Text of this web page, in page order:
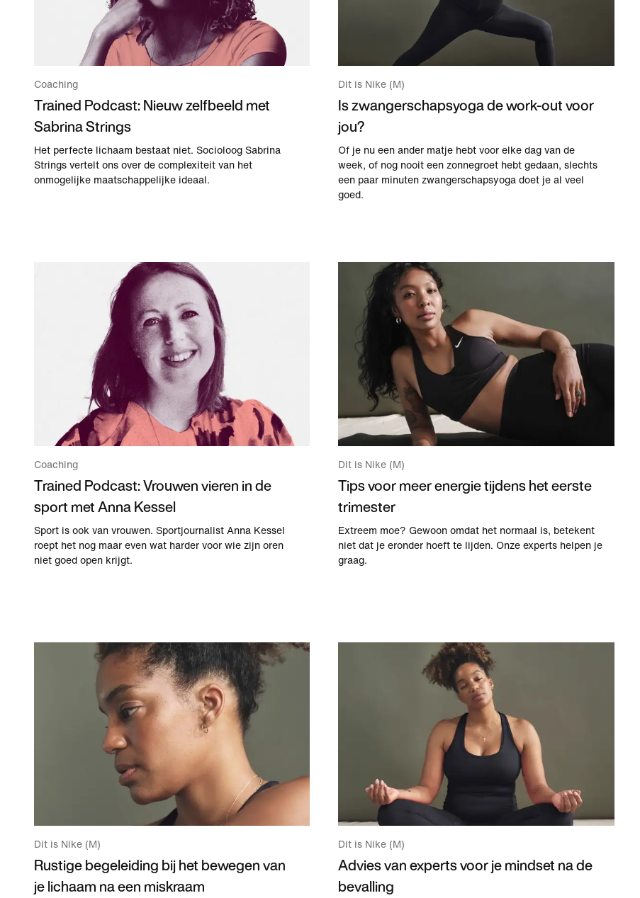
Coaching
Trained Podcast: Nieuw zelfbeeld met
Sabrina Strings
Het perfecte lichaam bestaat niet. Socioloog Sabrina
Strings vertelt ons over de complexiteit van het
onmogelijke maatschappelijke ideaal.
Dit is Nike (M)
Is zwangerschapsyoga de work-out voor
jou?
Of je nu een ander matje hebt voor elke dag van de
week, of nog nooit een zonnegroet hebt gedaan, slechts
een paar minuten zwangerschapsyoga doet je al veel
goed.
Coaching
Trained Podcast: Vrouwen vieren in de
sport met Anna Kessel
Sport is ook van vrouwen. Sportjournalist Anna Kessel
roept het nog maar even wat harder voor wie zijn oren
niet goed open krijgt.
Dit is Nike (M)
Tips voor meer energie tijdens het eerste
trimester
Extreem moe? Gewoon omdat het normaal is, betekent
niet dat je eronder hoeft te lijden. Onze experts helpen je
graag.
Dit is Nike (M)
Rustige begeleiding bij het bewegen van
je lichaam na een miskraam
Dit is Nike (M)
Advies van experts voor je mindset na de
bevalling